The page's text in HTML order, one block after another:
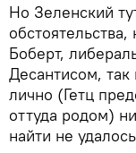
Но Зеленский
Боберт,
Десантисом,
лично (Гетц
оттуда родом)
найти не